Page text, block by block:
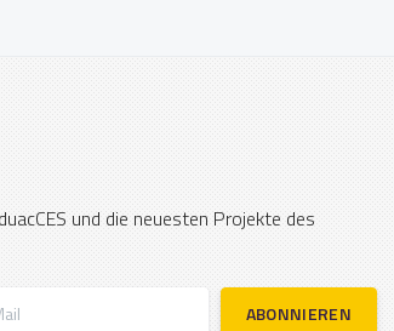
und die neuesten Projekte des
ABONNIEREN